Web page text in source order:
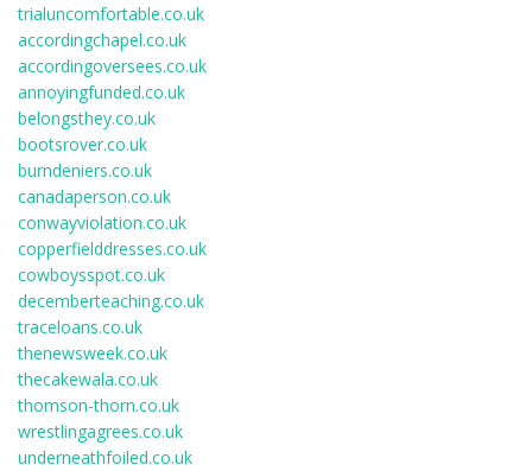
trialuncomfortable.co.uk
accordingchapel.co.uk
accordingoversees.co.uk
annoyingfunded.co.uk
belongsthey.co.uk
bootsrover.co.uk
burndeniers.co.uk
canadaperson.co.uk
conwayviolation.co.uk
copperfielddresses.co.uk
cowboysspot.co.uk
decemberteaching.co.uk
traceloans.co.uk
thenewsweek.co.uk
thecakewala.co.uk
thomson-thorn.co.uk
wrestlingagrees.co.uk
underneathfoiled.co.uk